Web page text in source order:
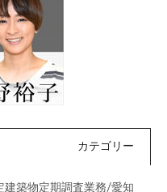
カテゴリー
建築物定期調査業務/愛知